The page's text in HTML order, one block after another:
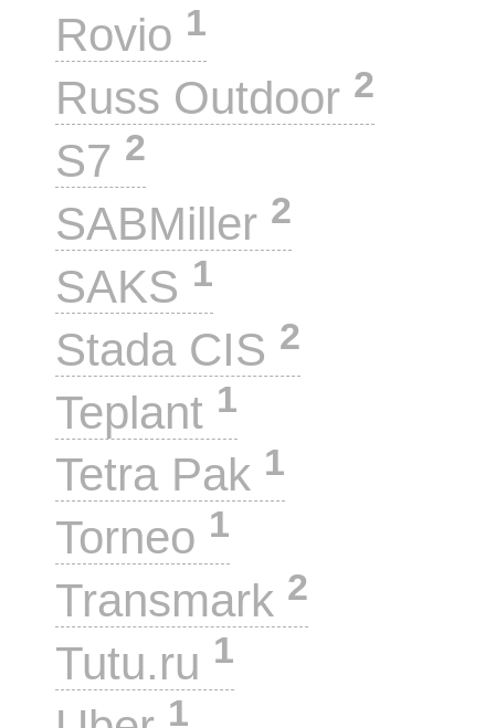
Rovio 1
Russ Outdoor 2
S7 2
SABMiller 2
SAKS 1
Stada CIS 2
Teplant 1
Tetra Pak 1
Torneo 1
Transmark 2
Tutu.ru 1
1